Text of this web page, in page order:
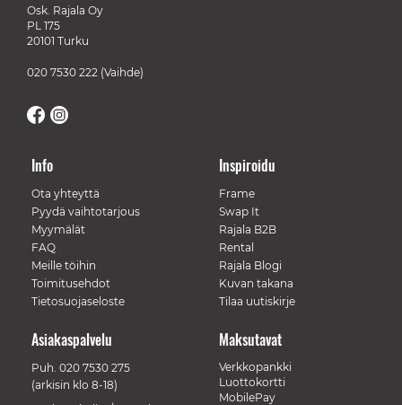
Osk. Rajala Oy
PL 175
20101 Turku
020 7530 222 (Vaihde)
Info
Ota yhteyttä
Pyydä vaihtotarjous
Myymälät
FAQ
Meille töihin
Toimitusehdot
Tietosuojaseloste
Inspiroidu
Frame
Swap It
Rajala B2B
Rental
Rajala Blogi
Kuvan takana
Tilaa uutiskirje
Maksutavat
Verkkopankki
Luottokortti
MobilePay
Asiakaspalvelu
Puh. 020 7530 275
(arkisin klo 8-18)